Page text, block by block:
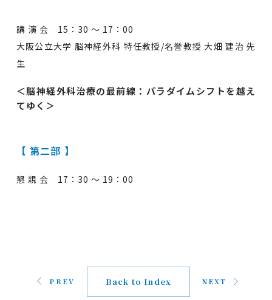
講 演 会 15：30 ～ 17：00
大阪公立大学 脳神経外科 特任教授/名誉教授 大畑 建治 先
生
＜脳神経外科治療の最前線：パラダイムシフトを越え
てゆく＞
【 第二部 】
懇 親 会 17：30 ～ 19：00
PREV Back to Index NEXT